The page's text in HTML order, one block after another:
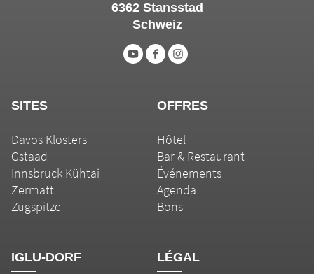
6362 Stansstad
Schweiz
SITES
Davos Klosters
Gstaad
Innsbruck Kühtai
Zermatt
Zugspitze
OFFRES
Hôtel
Bar & Restaurant
Événements
Agenda
Bons
IGLU-DORF LÉGAL